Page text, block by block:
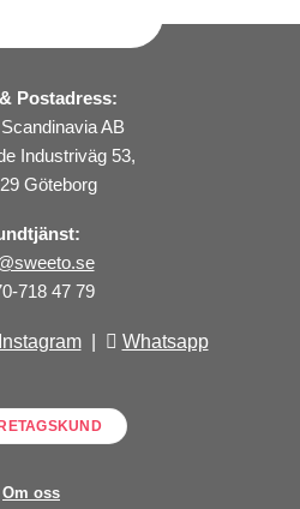
Postadress:
AB
Industriväg 53,
Göteborg
718 47 79
Instagram| Whatsapp
Om oss